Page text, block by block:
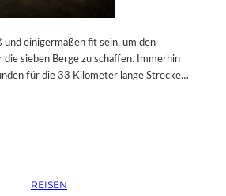
und einigermaßen fit sein, um den
sieben Berge zu schaffen. Immerhin
für die 33 Kilometer lange Strecke…
REISEN